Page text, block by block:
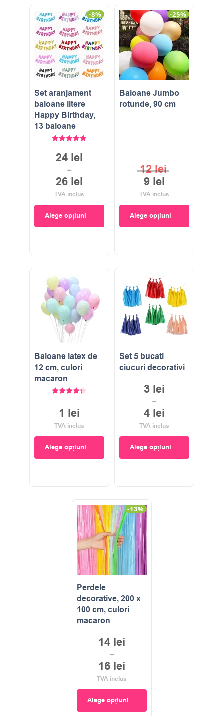
-8%
Set aranjament
baloane litere
Happy Birthday,
13 baloane
Evaluat la
24 lei
–
26 lei
TVA inclus
Alege opțiuni
-25%
Baloane Jumbo
rotunde, 90 cm
12lei
9 lei
TVA inclus
Alege opțiuni
Baloane latex de
12 cm, culori
macaron
Evaluat la
1 lei
TVA inclus
Alege opțiuni
Set 5 bucati
ciucuri decorativi
3 lei
–
4 lei
TVA inclus
Alege opțiuni
-13%
Perdele
decorative, 200 x
100 cm, culori
macaron
14 lei
–
16 lei
TVA inclus
Alege opțiuni